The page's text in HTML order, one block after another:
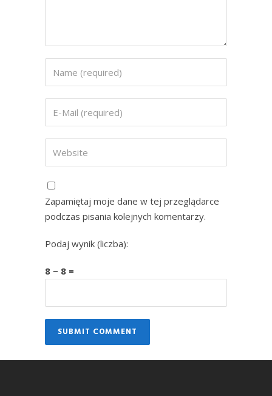
Zapamiętaj moje dane w tej przeglądarce
podczas pisania kolejnych komentarzy.
Podaj wynik (liczba):
8 − 8 =